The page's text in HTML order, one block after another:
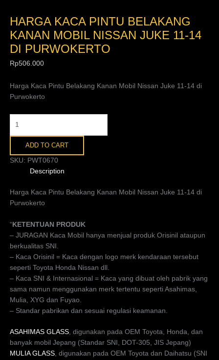
HARGA KACA PINTU BELAKANG
KANAN MOBIL NISSAN JUKE 11-14
DI PURWOKERTO
Rp506.000
Harga Kaca Pintu Belakang Kanan Mobil Nissan Juke 11-14 di
Purwokerto
ADD TO CART
SKU: PWT0670
Description
Harga Kaca Pintu Belakang Kanan Mobil Nissan Juke 11-14 di
Purwokerto
“KETENTUAN PRODUK
– JURAGAN Kaca Mobil hanya menjual produk Orisinil ataupun
berkualitas SNI.
– Kaca Orisinil = Kaca dengan logo merk kendaraan tersebut
seperti Toyota Honda Nissan dll.
– Kaca SNI & Internasional = Kaca yang dibuat oleh pabrik yang
sama namun menggunakan merk tertentu seperti Asahimas,
Mulia, XYG dan Fuyao.
– Standar pabrikan dan sesuai regulasi keamanan.
ASAHIMAS GLASS, digunakan pada OEM Toyota, Honda, dan
banyak mobil Jepang (Standar SNI, DOT-305, JIS Jepang)
MULIA GLASS, digunakan pada OEM Toyota dan Daihatsu (SNI